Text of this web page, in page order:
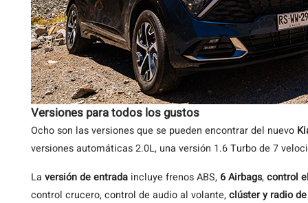
Versiones para todos los gustos
Ocho son las versiones que se pueden encontrar del nuevo
versiones automáticas 2.0L, una versión 1.6 Turbo de 7
La versión de entrada incluye frenos ABS, 6 Airbags,control
control crucero, control de audio al volante,clúster y radio de